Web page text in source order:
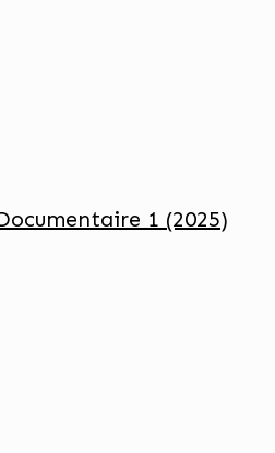
1 (2025)